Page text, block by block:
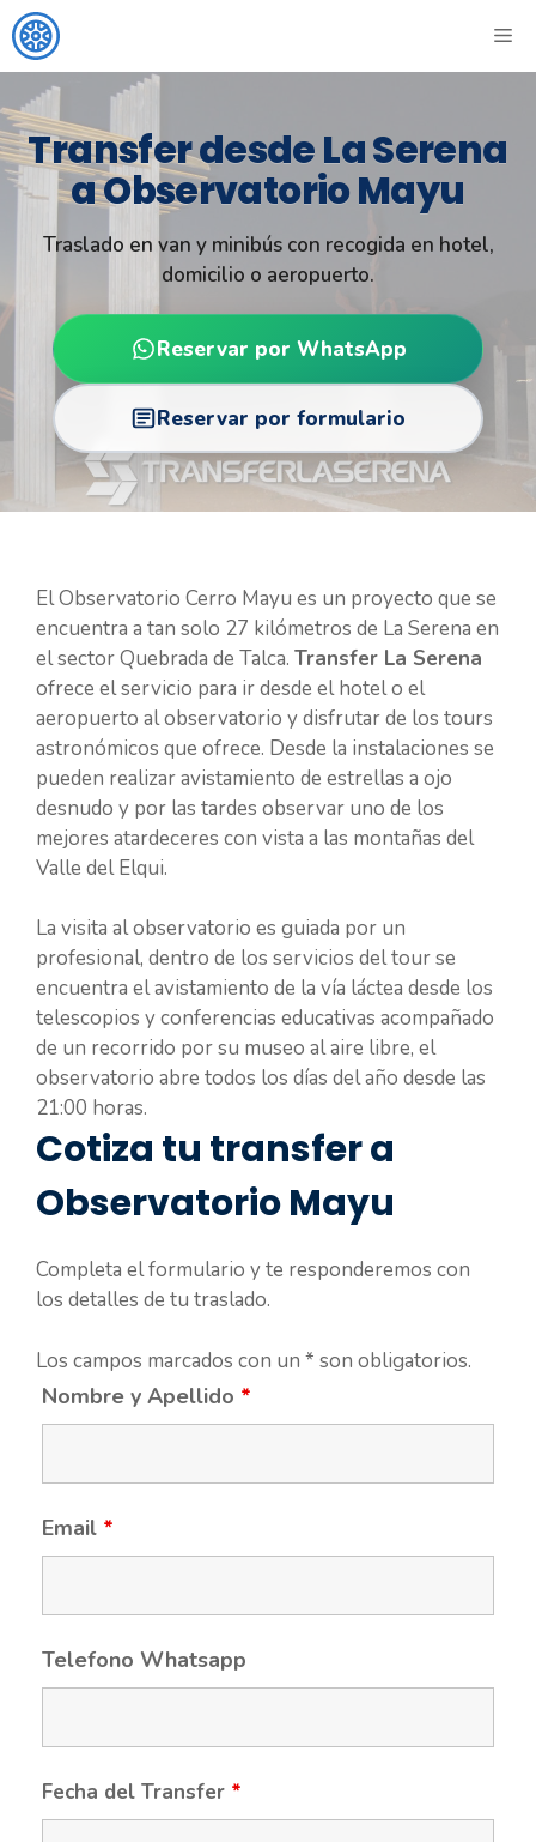
Skip
to
content
Transfer desde La Serena
a Observatorio Mayu
Traslado en van y minibús con recogida en hotel,
domicilio o aeropuerto.
Reservar por WhatsApp
Reservar por formulario
El Observatorio Cerro Mayu es un proyecto que se
encuentra a tan solo 27 kilómetros de La Serena en
el sector Quebrada de Talca. Transfer La Serena
ofrece el servicio para ir desde el hotel o el
aeropuerto al observatorio y disfrutar de los tours
astronómicos que ofrece. Desde la instalaciones se
pueden realizar avistamiento de estrellas a ojo
desnudo y por las tardes observar uno de los
mejores atardeceres con vista a las montañas del
Valle del Elqui.
La visita al observatorio es guiada por un
profesional, dentro de los servicios del tour se
encuentra el avistamiento de la vía láctea desde los
telescopios y conferencias educativas acompañado
de un recorrido por su museo al aire libre, el
observatorio abre todos los días del año desde las
21:00 horas.
Cotiza tu transfer a
Observatorio Mayu
Completa el formulario y te responderemos con
los detalles de tu traslado.
Los campos marcados con un * son obligatorios.
Nombre y Apellido *
Email *
Telefono Whatsapp
Fecha del Transfer *